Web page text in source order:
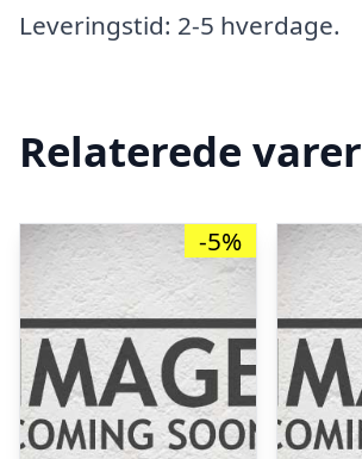
Leveringstid: 2-5 hverdage.
Relaterede varer
-5%